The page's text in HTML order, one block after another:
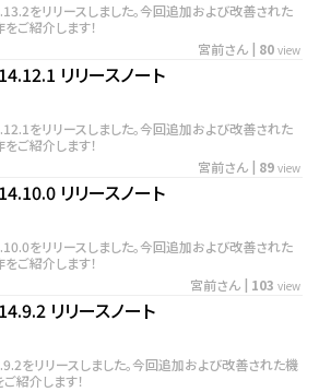
をリリースしました。今回追加および改善された
ご紹介します！
宮前さん | 80 view
リリースノート
をリリースしました。今回追加および改善された
ご紹介します！
宮前さん | 89 view
リリースノート
をリリースしました。今回追加および改善された
ご紹介します！
宮前さん | 103 view
リリースノート
をリリースしました。今回追加および改善された機
紹介します！